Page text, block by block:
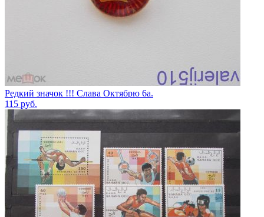
Редкий значок !!! Слава Октябрю 6а.
115 руб.